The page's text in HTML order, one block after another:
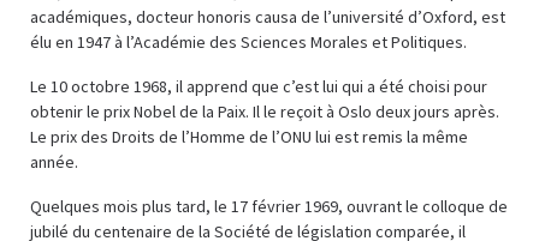
académiques, docteur honoris causa de l’université d’Oxford, est
élu en 1947 à l’Académie des Sciences Morales et Politiques.
Le 10 octobre 1968, il apprend que c’est lui qui a été choisi pour
obtenir le prix Nobel de la Paix. Il le reçoit à Oslo deux jours après.
Le prix des Droits de l’Homme de l’ONU lui est remis la même
année.
Quelques mois plus tard, le 17 février 1969, ouvrant le colloque de
jubilé du centenaire de la Société de législation comparée, il